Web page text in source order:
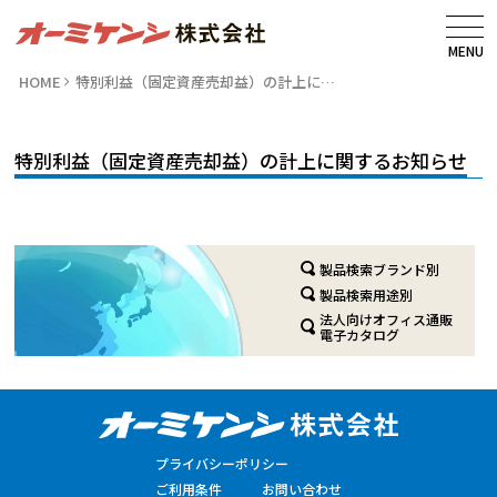
MENU
HOME 特別利益（固定資産売却益）の計上に…
特別利益（固定資産売却益）の計上に関するお知らせ
製品検索ブランド別
製品検索用途別
法人向けオフィス通販
電子カタログ
プライバシーポリシー
ご利用条件
お問い合わせ